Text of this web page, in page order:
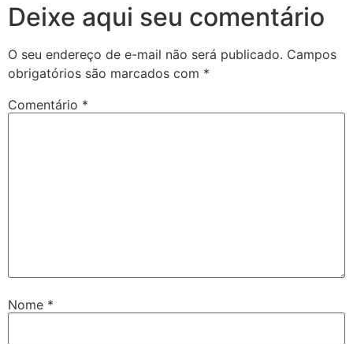
Deixe aqui seu comentário
O seu endereço de e-mail não será publicado. Campos
obrigatórios são marcados com *
Comentário *
Nome *